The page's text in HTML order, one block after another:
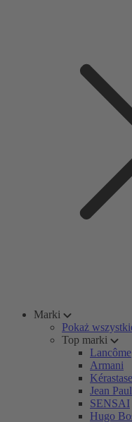
Marki
Pokaż
Top marki
Lancôme
Armani
Kérastase
Jean
SENSAI
Hugo